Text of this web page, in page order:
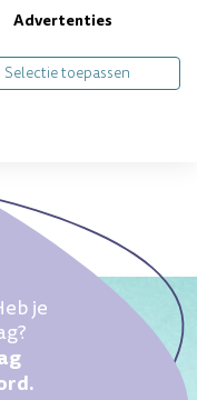
je
je
Advertenties
Selectie toepassen